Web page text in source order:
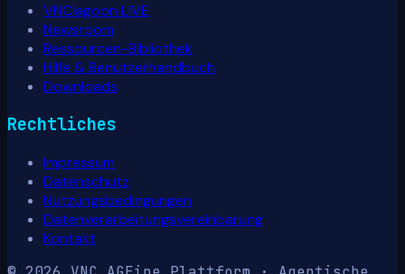
VNClagoon LIVE
Newsroom
Ressourcen-Bibliothek
Hilfe & Benutzerhandbuch
Downloads
Rechtliches
Impressum
Datenschutz
Nutzungsbedingungen
Datenverarbeitungsvereinbarung
Kontakt